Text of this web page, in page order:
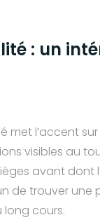
: un
met l’accent
visibles au
avant dont
de trouver
long cours.